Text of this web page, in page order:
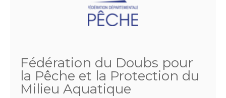
Fédération du Doubs pour
la Pêche et la Protection du
Milieu Aquatique